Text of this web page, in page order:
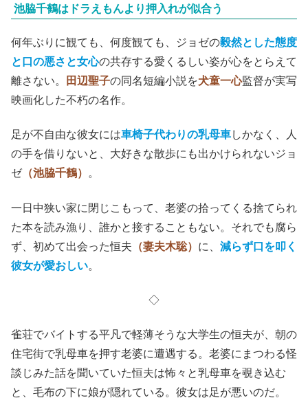
池脇千鶴はドラえもんより押入れが似合う
何年ぶりに観ても、何度観ても、ジョゼの毅然とした態度
と口の悪さと女心の共存する愛くるしい姿が心をとらえて
離さない。
田辺聖子の同名短編小説を犬童一心監督が実写
映画化した不朽の名作。
足が不自由な彼女には車椅子代わりの乳母車しかなく、人
の手を借りないと、大好きな散歩にも出かけられないジョ
ゼ（池脇千鶴） 。
一日中狭い家に閉じこもって、老婆の拾ってくる捨てられ
た本を読み漁り、誰かと接することもない。それでも腐ら
ず、初めて出会った恒夫 （妻夫木聡） に、 減らず口を叩く
彼女が愛おしい。
◇
雀荘でバイトする平凡で軽薄そうな大学生の恒夫が、朝の
住宅街で乳母車を押す老婆に遭遇する。老婆にまつわる怪
談じみた話を聞いていた恒夫は怖々と乳母車を覗き込む
と、毛布の下に娘が隠れている。彼女は足が悪いのだ。